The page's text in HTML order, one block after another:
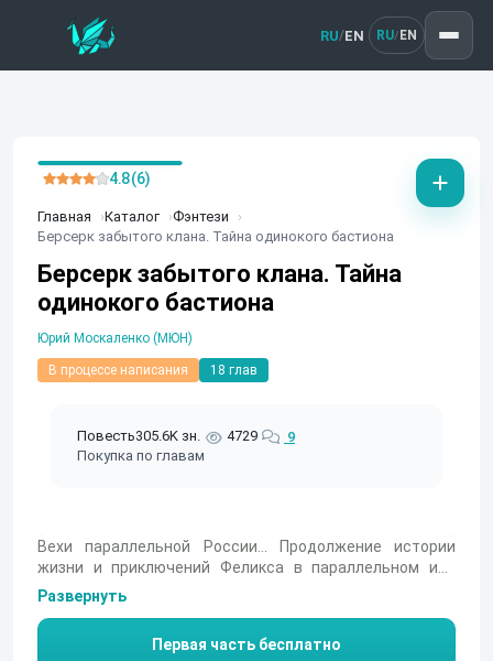
RU/EN RU/ EN
Главная Каталог
Фэнтези
Берсерк забытого клана. Тайна одинокого бастиона
Берсерк забытого клана. Тайна
одинокого бастиона
Юрий Москаленко (МЮН)
В процессе написания 18 глав
Повесть305.6K зн. 4729
9
Покупка по главам
4.8 (6)
Вехи параллельной России... Продолжение истории
жизни и приключений Феликса в параллельном или
перпендикулярном мире. Одинокий бастион встречает
долгожданное пополнение. Но перед этим герою
предстоит пройти курс молодого бойца. Новые
ситуации заставляют Феликса проявлять смекалку и
Развернуть
Первая часть бесплатно